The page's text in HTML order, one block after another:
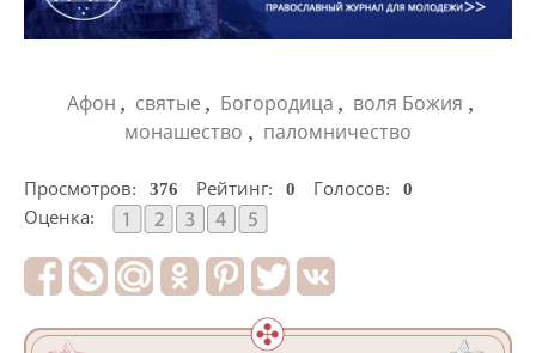
<< Я вернулся другим (часть первая)
Богородица